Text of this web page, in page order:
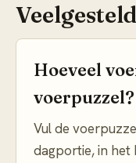
Hoeveel
voerpuzzel?
Vul de
dagportie, in het